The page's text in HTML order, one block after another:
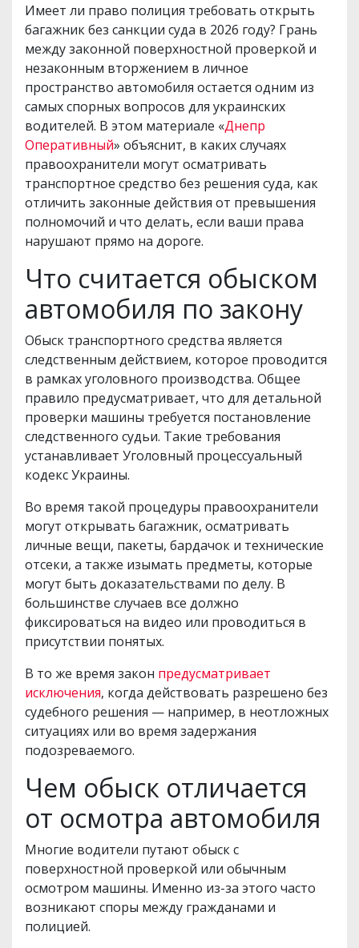
Имеет ли право полиция требовать открыть
багажник без санкции суда в 2026 году? Грань
между законной поверхностной проверкой и
незаконным вторжением в личное
пространство автомобиля остается одним из
самых спорных вопросов для украинских
водителей. В этом материале «Днепр
Оперативный» объяснит, в каких случаях
правоохранители могут осматривать
транспортное средство без решения суда, как
отличить законные действия от превышения
полномочий и что делать, если ваши права
нарушают прямо на дороге.
Что считается обыском
автомобиля по закону
Обыск транспортного средства является
следственным действием, которое проводится
в рамках уголовного производства. Общее
правило предусматривает, что для детальной
проверки машины требуется постановление
следственного судьи. Такие требования
устанавливает Уголовный процессуальный
кодекс Украины.
Во время такой процедуры правоохранители
могут открывать багажник, осматривать
личные вещи, пакеты, бардачок и технические
отсеки, а также изымать предметы, которые
могут быть доказательствами по делу. В
большинстве случаев все должно
фиксироваться на видео или проводиться в
присутствии понятых.
В то же время закон предусматривает
исключения, когда действовать разрешено без
судебного решения — например, в неотложных
ситуациях или во время задержания
подозреваемого.
Чем обыск отличается
от осмотра автомобиля
Многие водители путают обыск с
поверхностной проверкой или обычным
осмотром машины. Именно из-за этого часто
возникают споры между гражданами и
полицией.